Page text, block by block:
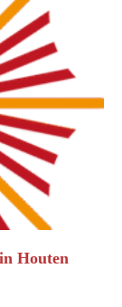
Houten